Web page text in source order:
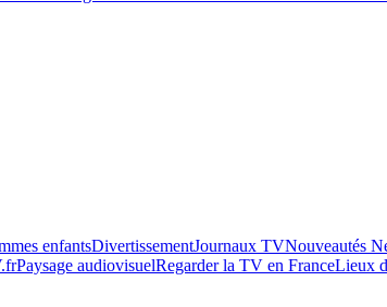
enfantsDivertissementJournaux TVNouveautés
Paysage audiovisuelRegarder la TV en FranceLieux